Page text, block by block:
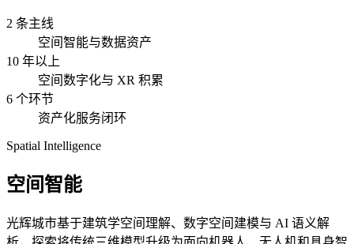
2 条主线
空间智能与数据资产
10 年以上
空间数字化与 XR 积累
6 个环节
资产化服务闭环
Spatial Intelligence
空间智能
光辉城市基于建筑学空间理解、数字空间建模与 AI 语义解